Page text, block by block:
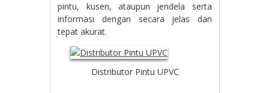
pintu, kusen, ataupun jendela serta
informasi dengan secara jelas dan
tepat akurat.
Distributor Pintu UPVC